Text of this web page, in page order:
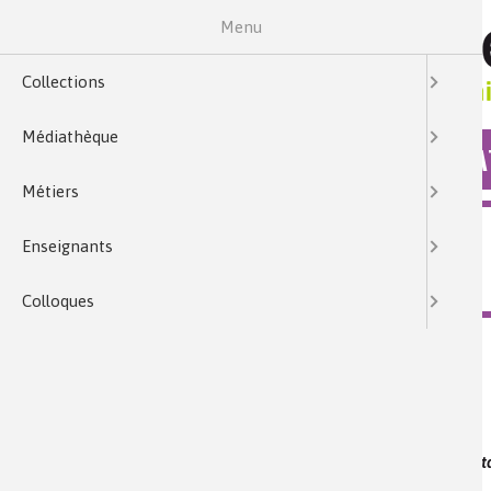
QUELS SONT LES SECRETS DU « SLIME » ?
colle, collyre ophtalmique, PVA,
Menu
Collections
Médiathèque
Métiers
Enseignants
Colloques